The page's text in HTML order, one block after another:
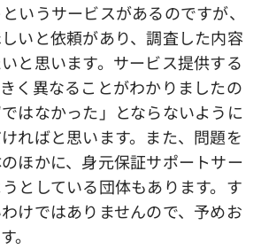
いうサービスがあるのですが、
いと依頼があり、調査した内容
と思います。サービス提供する
く異なることがわかりましたの
はなかった」とならないように
ればと思います。また、問題を
ほかに、身元保証サポートサー
としている団体もあります。す
けではありませんので、予めお
。